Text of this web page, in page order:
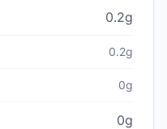
0.2g
0.2g
0g
0g